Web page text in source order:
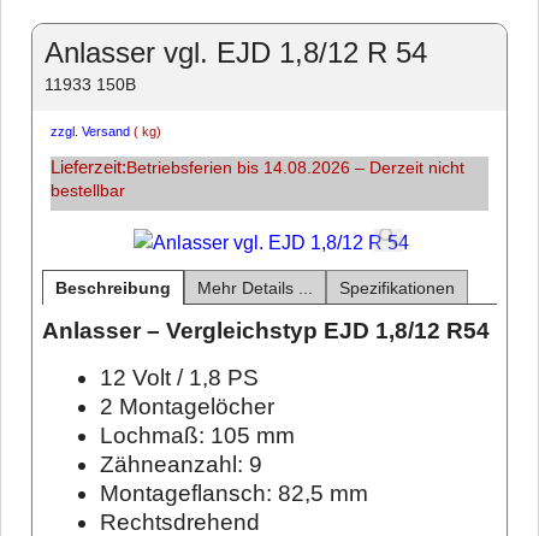
Anlasser vgl. EJD 1,8/12 R 54
11933 150B
zzgl. Versand kg
Lieferzeit: Betriebsferien bis 14.08.2026 – Derzeit nicht
bestellbar
Beschreibung Mehr Details ... Spezifikationen
Anlasser – Vergleichstyp EJD 1,8/12 R54
12 Volt / 1,8 PS
2 Montagelöcher
Lochmaß: 105 mm
Zähneanzahl: 9
Montageflansch: 82,5 mm
Rechtsdrehend